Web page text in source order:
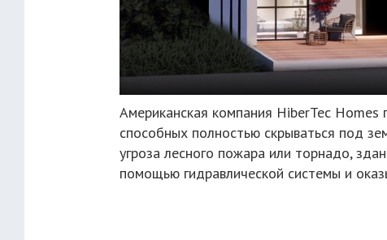
Американская компания HiberTec
способных полностью скрываться под
угроза лесного пожара или торнадо,
помощью гидравлической системы и